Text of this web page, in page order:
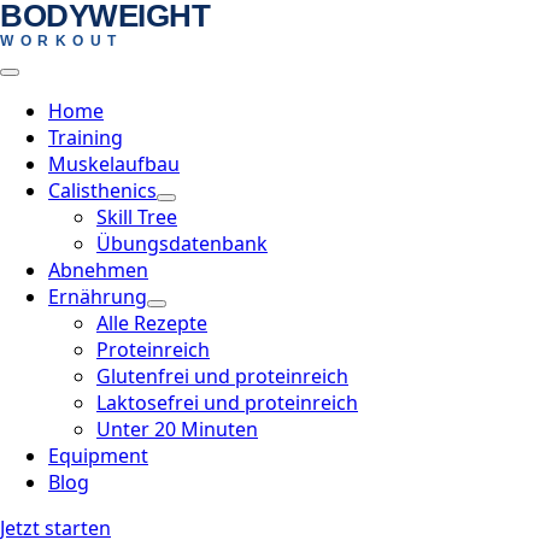
Skip
to
main
content
BODYWEIGHT
WORKOUT
Home
Training
Muskelaufbau
Calisthenics
Skill Tree
Übungsdatenbank
Abnehmen
Ernährung
Alle Rezepte
Proteinreich
Glutenfrei und proteinreich
Laktosefrei und proteinreich
Unter 20 Minuten
Equipment
Blog
Jetzt starten